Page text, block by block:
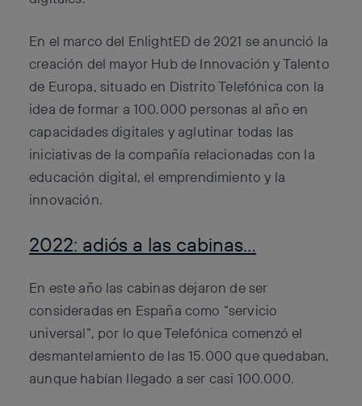
En el marco del EnlightED de 2021 se anunció la
creación del mayor Hub de Innovación y Talento
de Europa, situado en Distrito Telefónica con la
idea de formar a 100.000 personas al año en
capacidades digitales y aglutinar todas las
iniciativas de la compañía relacionadas con la
educación digital, el emprendimiento y la
innovación.
2022: adiós a las cabinas…
En este año las cabinas dejaron de ser
consideradas en España como “servicio
universal”, por lo que Telefónica comenzó el
desmantelamiento de las 15.000 que quedaban,
aunque habían llegado a ser casi 100.000.